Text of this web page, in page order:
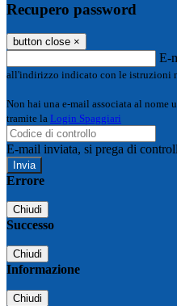
Recupero password
button close ×
E-
all'indirizzo indicato con le istruzioni
Non hai una e-mail associata al nome
tramite la Login Spaggiari
E-mail inviata, si prega di
Errore
Chiudi
Successo
Chiudi
Informazione
Chiudi